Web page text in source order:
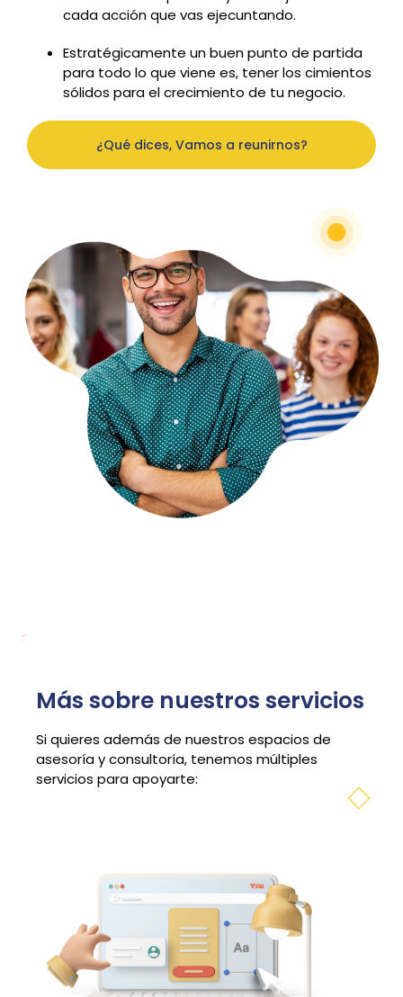
cada acción que vas ejecuntando.
Estratégicamente un buen punto de partida
para todo lo que viene es, tener los cimientos
sólidos para el crecimiento de tu negocio.
¿Qué dices, Vamos a reunirnos?
Más sobre nuestros servicios
Si quieres además de nuestros espacios de
asesoría y consultoría, tenemos múltiples
servicios para apoyarte: